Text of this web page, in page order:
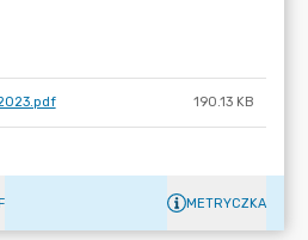
190.13 KB
METRYCZKA